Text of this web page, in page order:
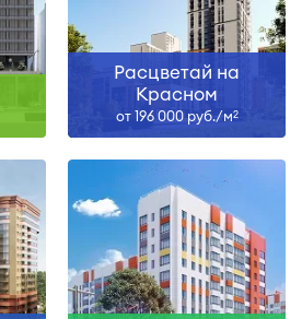
Расцветай на
Красном
от 196 000 руб./м2